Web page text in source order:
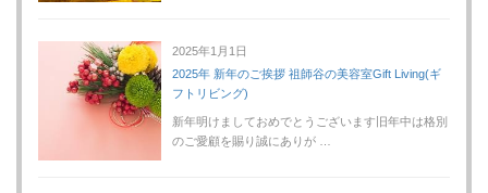
2025年1月1日
2025年 新年のご挨拶 祖師谷の美容室Gift Living(ギ
フトリビング)
新年明けましておめでとうございます旧年中は格別
のご愛顧を賜り誠にありが …